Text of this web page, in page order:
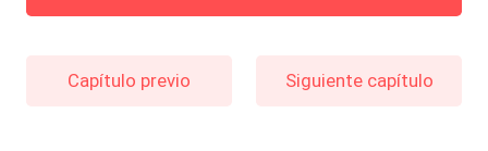
Capítulo previo Siguiente capítulo